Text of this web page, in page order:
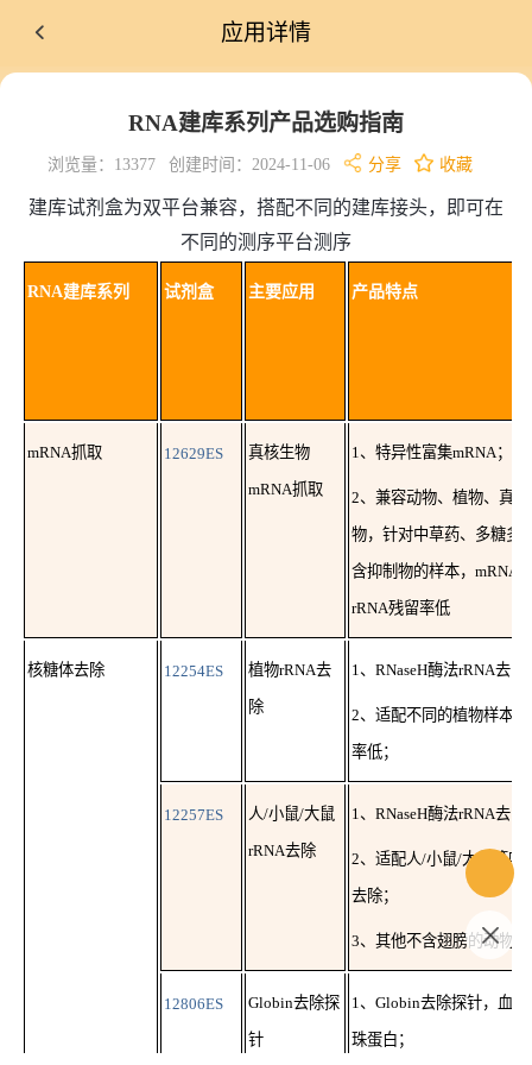
应用详情
RNA建库系列产品选购指南
浏览量：13377 创建时间：2024-11-06 分享 收藏
建库试剂盒为双平台兼容，搭配不同的建库接头，即可在
不同的测序平台测序
RNA建库系列 试剂盒 主要应用 产品特点
mRNA抓取 12629ES 真核生物
mRNA抓取
1、特异性富集mRNA；
2、兼容动物、植物、真
物，针对中草药、多糖多
含抑制物的样本，mRNA
rRNA残留率低
核糖体去除 12254ES 植物rRNA去
除
1、RNaseH酶法rRNA去除
2、适配不同的植物样本
率低；
12257ES 人/小鼠/大鼠
rRNA去除
1、RNaseH酶法rRNA去除
2、适配人/小鼠/大鼠等哺
去除；
3、其他不含翅膀的动物
12806ES Globin去除探
针
1、Globin去除探针，血
珠蛋白；